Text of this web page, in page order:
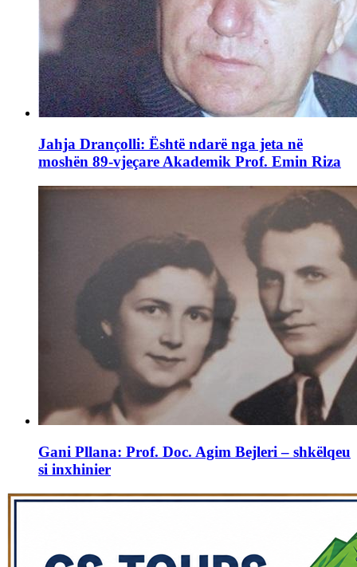
Jahja Drançolli: Është ndarë nga jeta në
moshën 89-vjeçare Akademik Prof. Emin Riza
Gani Pllana: Prof. Doc. Agim Bejleri – shkëlqeu
si inxhinier